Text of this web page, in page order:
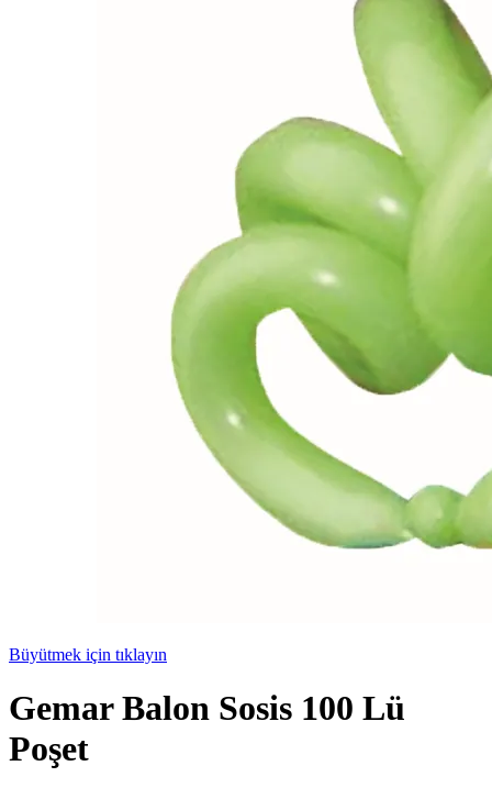
Büyütmek için tıklayın
Gemar Balon Sosis 100 Lü
Poşet